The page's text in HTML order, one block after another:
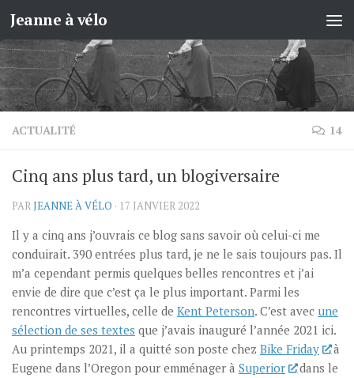
Skip to content
Jeanne à vélo
ACTUALITÉ 14
Cinq ans plus tard, un blogiversaire
PARJEANNE À VÉLO · 17 JANVIER 2022
Il y a cinq ans j’ouvrais ce blog sans savoir où celui-ci me
conduirait. 390 entrées plus tard, je ne le sais toujours pas. Il
m’a cependant permis quelques belles rencontres et j’ai
envie de dire que c’est ça le plus important. Parmi les
rencontres virtuelles, celle de Kent Peterson. C’est avec une
sélection de ses textes que j’avais inauguré l’année 2021 ici.
Au printemps 2021, il a quitté son poste chez Bike Friday
à
Eugene dans l’Oregon pour emménager à Superior
dans le